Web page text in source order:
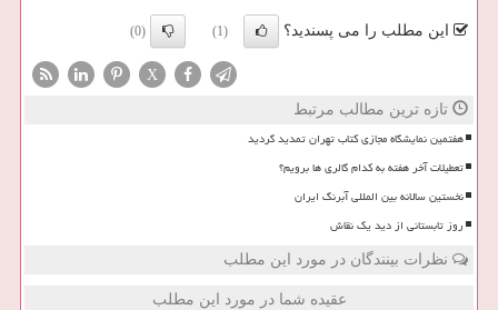
این مطلب را می پسندید؟ (1)
(0)
X
تازه ترین مطالب مرتبط
هفتمین نمایشگاه مجازی کتاب تهران تمدید گردید
تعطیلات آخر هفته به کدام گالری ها برویم؟
نخستین سالانه بین المللی آبرنگ ایران
روز تابستانی از دید یک نقاش
نظرات بینندگان در مورد این مطلب
عقیده شما در مورد این مطلب